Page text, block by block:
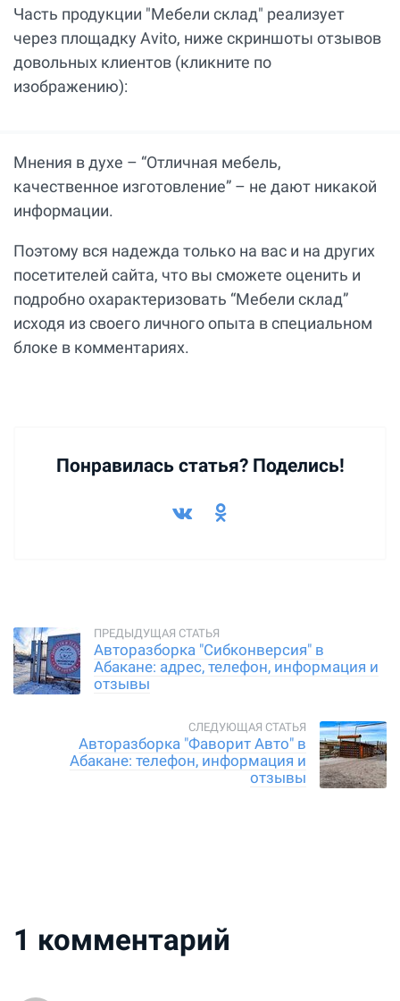
Часть продукции "Мебели склад" реализует
через площадку Avito, ниже скриншоты отзывов
довольных клиентов (кликните по
изображению):
Мнения в духе – “Отличная мебель,
качественное изготовление” – не дают никакой
информации.
Поэтому вся надежда только на вас и на других
посетителей сайта, что вы сможете оценить и
подробно охарактеризовать “Мебели склад”
исходя из своего личного опыта в специальном
блоке в комментариях.
Понравилась статья? Поделись!
Авторазборка "Сибконверсия" в
Абакане: адрес, телефон, информация и
отзывы
Авторазборка "Фаворит Авто" в
Абакане: телефон, информация и
отзывы
1 комментарий